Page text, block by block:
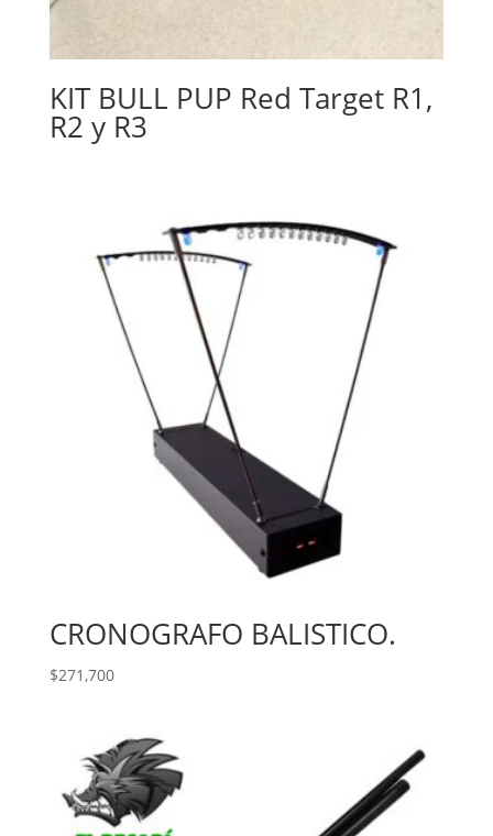
KIT BULL PUP Red Target R1,
R2 y R3
CRONOGRAFO BALISTICO.
$271,700